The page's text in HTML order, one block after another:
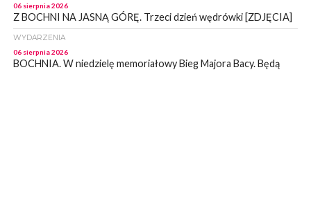
06 sierpnia 2026
Z BOCHNI NA JASNĄ GÓRĘ. Trzeci dzień wędrówki [ZDJĘCIA]
WYDARZENIA
06 sierpnia 2026
BOCHNIA. W niedzielę memoriałowy Bieg Majora Bacy. Będą